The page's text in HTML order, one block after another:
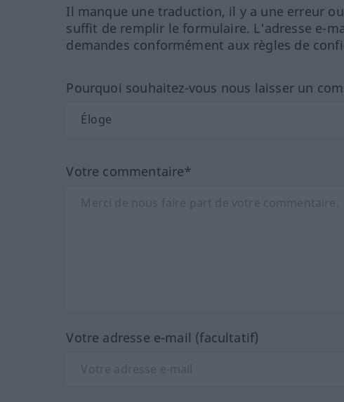
Il manque une traduction, il y a une erreur
suffit de remplir le formulaire. L'adresse e-
demandes conformément aux règles de
Pourquoi souhaitez-vous nous laisser un
Votre commentaire*
Votre adresse e-mail (facultatif)